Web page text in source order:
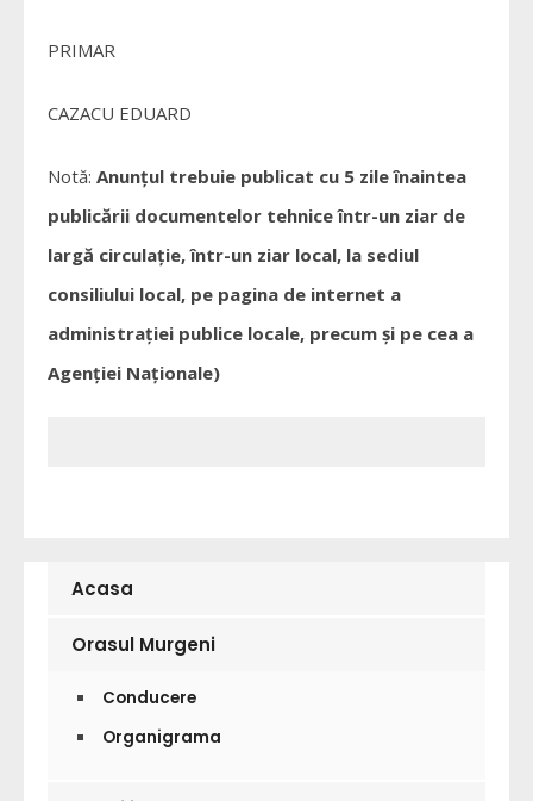
PRIMAR
CAZACU EDUARD
Notă: Anunțul trebuie publicat cu 5 zile înaintea
publicării documentelor tehniceîntr-un ziar de
largă circulaţie, într-un ziar local, la sediul
consiliului local, pe pagina de internet a
administraţiei publice locale, precum şi pe cea a
Agenţiei Naţionale)
Acasa
Orasul Murgeni
Conducere
Organigrama